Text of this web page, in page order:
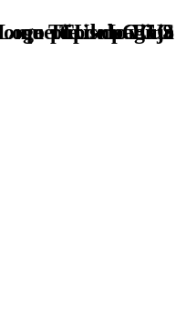
TU - LOGO
que tipo de viaje
pie de página
Turismo EUS